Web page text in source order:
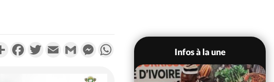
PartagerFacebookTwitterEmail Gmail MessengerWhatsApp
Infos à la une